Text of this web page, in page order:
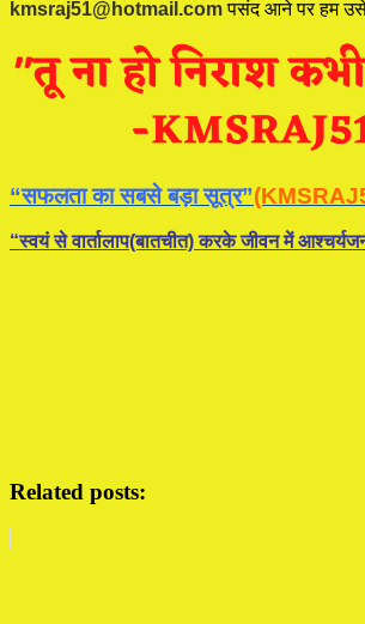
kmsraj51@hotmail.comपसंद आने पर हम
“सफलता का सबसे बड़ा सूत्र”
“स्वयं से वार्तालाप(बातचीत) करके जीवन में
Related posts: